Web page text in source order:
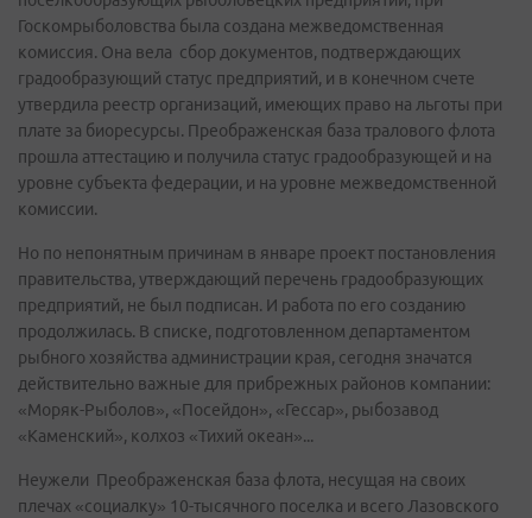
Госкомрыболовства была создана межведомственная
комиссия. Она вела сбор документов, подтверждающих
градообразующий статус предприятий, и в конечном счете
утвердила реестр организаций, имеющих право на льготы при
плате за биоресурсы. Преображенская база тралового флота
прошла аттестацию и получила статус градообразующей и на
уровне субъекта федерации, и на уровне межведомственной
комиссии.
Но по непонятным причинам в январе проект постановления
правительства, утверждающий перечень градообразующих
предприятий, не был подписан. И работа по его созданию
продолжилась. В списке, подготовленном департаментом
рыбного хозяйства администрации края, сегодня значатся
действительно важные для прибрежных районов компании:
«Моряк-Рыболов», «Посейдон», «Гессар», рыбозавод
«Каменский», колхоз «Тихий океан»...
Неужели Преображенская база флота, несущая на своих
плечах «социалку» 10-тысячного поселка и всего Лазовского